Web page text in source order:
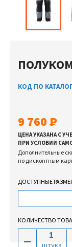
КОД ПО
9 760
ЦЕНА УКАЗАНА С
ПРИ УСЛОВИИ
Дополнительные
по дисконтным
ДОСТУПНЫЕ
КОЛИЧЕСТВО
штука